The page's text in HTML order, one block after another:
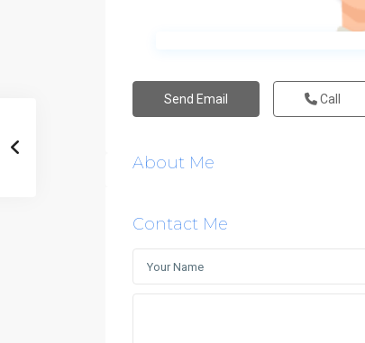
Send Email Call
About Me
Contact Me